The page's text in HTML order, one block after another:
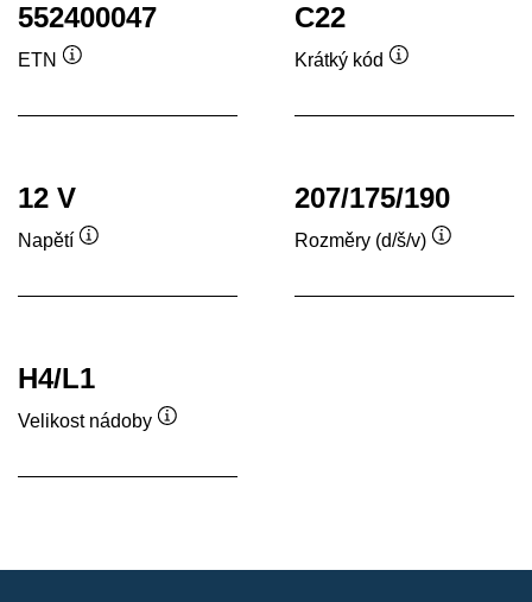
552400047
ETN
C22
Krátký kód
12 V
Napětí
207/175/190
Rozměry (d/š/v)
H4/L1
Velikost nádoby